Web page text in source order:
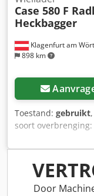
Klagenfurt am
898 km
Case 580 F
Heckbagger
Toestand: gebruikt
soort overbrenging:
registratie:10/1977
hydraulica,
Door